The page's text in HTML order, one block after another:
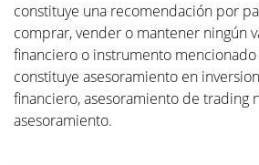
constituye una recomendación por
comprar, vender o mantener ningún
financiero o instrumento
constituye asesoramiento en
financiero, asesoramiento de trading
asesoramiento.